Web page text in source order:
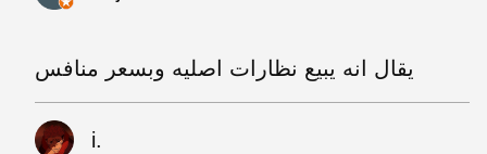
يقال انه يبيع نظارات اصليه وبسعر منافس
i.